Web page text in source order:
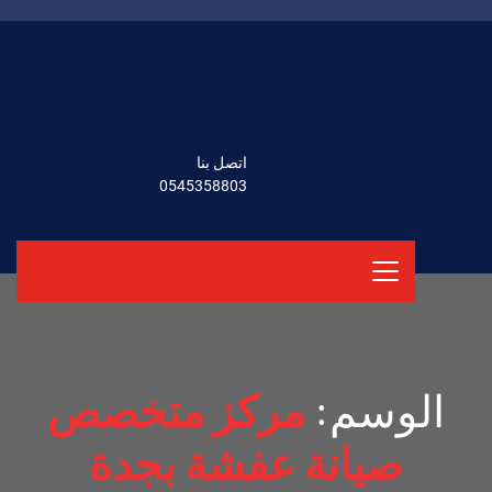
اتصل بنا
0545358803
الوسم: مركز متخصص
صيانة عفشة بجدة